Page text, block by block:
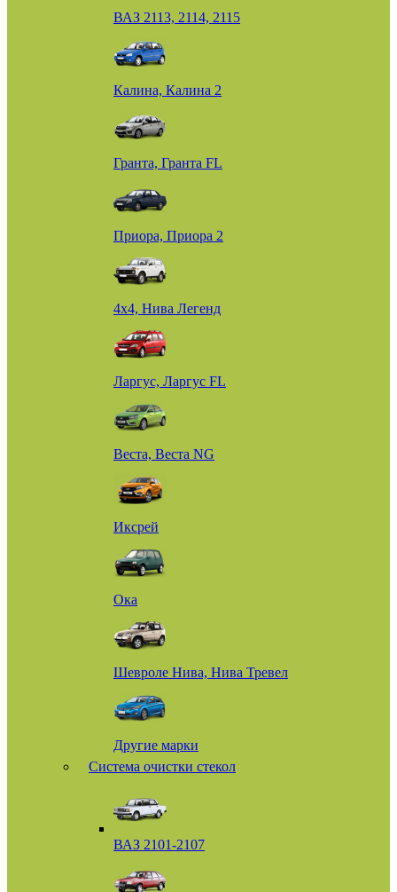
ВАЗ 2113, 2114, 2115
Калина, Калина 2
Гранта, Гранта FL
Приора, Приора 2
4х4, Нива Легенд
Ларгус, Ларгус FL
Веста, Веста NG
Иксрей
Ока
Шевроле Нива, Нива Тревел
Другие марки
Система очистки стекол
ВАЗ 2101-2107